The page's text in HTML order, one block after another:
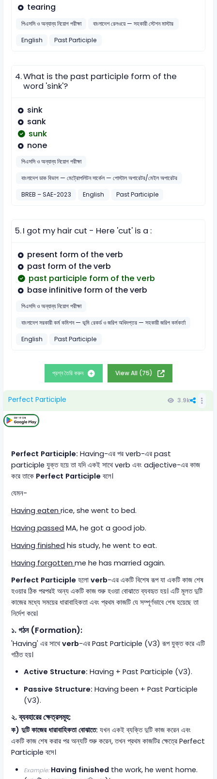
tearing
পিএসসি ও অন্যান্য নিয়োগ পরীক্ষা
বাংলাদেশ রেলওয়ে — সহকারী স্টেশন মাস্টার
English
Past Participle
4.What is the past participle form of the
word 'sink'?
sink
sank
sunk
none
পিএসসি ও অন্যান্য নিয়োগ পরীক্ষা
বাংলাদেশ ডাক বিভাগ — মেট্রোপলিটন সার্কেল — পোস্টাল অপারেটর/মেইল অপারেটর
BREB – SAE-2023
English Past Participle
5.I got my hair cut - Here 'cut' is a :
present form of the verb
past form of the verb
past participle form of the verb
base infinitive form of the verb
পিএসসি ও অন্যান্য নিয়োগ পরীক্ষা
বাংলাদেশ সরকারী কর্ম কমিশন — ভূমি রেকর্ড ও জরিপ অধিদপ্তর — সহকারী জরিপ কর্মকর্তা
English
Past Participle
প্রশ্ন তৈরি করুন View All (75)
Perfect Participle 3.9k
Perfect Participle:Having-এর পর verb-এর past
participle যুক্ত হয়ে তা যদি একই সাথে verb এবং adjective-এর কাজ
করে তাকে Perfect Participleবলে।
যেমন-
Having eatenrice, she went to bed.
Having passed MA, he got a good job.
Having finished his study, he went to eat.
Having forgottenme he has married again.
Perfect Participle হলোverb-এর একটি বিশেষ রূপ যা একটি কাজ শেষ
হওয়ার ঠিক পরপরই অন্য একটি কাজ শুরু হওয়া বোঝাতে ব্যবহৃত হয়। এটি মূলত দুটি
কাজের মধ্যে সময়ের ধারাবাহিকতা এবং প্রথম কাজটি যে সম্পূর্ণভাবে শেষ হয়েছে তা
নির্দেশ করে।
১. গঠন (Formation):
'Having' এর সাথেverb-এর Past Participle (V3) রূপ যুক্ত করে এটি
গঠিত হয়।
Active Structure: Having + Past Participle (V3).
Passive Structure: Having been + Past Participle
(V3).
২. ব্যবহারের ক্ষেত্রসমূহ:
ক) দুটি কাজের ধারাবাহিকতা বোঝাতে: যখন একই ব্যক্তি দুটি কাজ করেন এবং
একটি কাজ শেষ করার পর অন্যটি শুরু করেন, তখন প্রথম কাজটির ক্ষেত্রে Perfect
Participle বসে।
Example: Having finishedthe work, he went home.